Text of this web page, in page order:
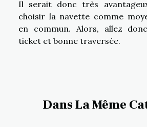
Il serait donc très
choisir la navette comme
en commun. Alors, allez
ticket et bonne traversée.
Dans La Même